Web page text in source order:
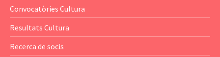
Convocatòries Cultura
Resultats Cultura
Recerca de socis